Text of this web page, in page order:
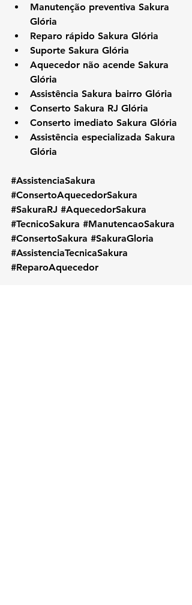
Manutenção preventiva Sakura
Glória
Reparo rápido Sakura Glória
Suporte Sakura Glória
Aquecedor não acende Sakura
Glória
Assistência Sakura bairro Glória
Conserto Sakura RJ Glória
Conserto imediato Sakura Glória
Assistência especializada Sakura
Glória
#AssistenciaSakura
#ConsertoAquecedorSakura
#SakuraRJ #AquecedorSakura
#TecnicoSakura #ManutencaoSakura
#ConsertoSakura #SakuraGloria
#AssistenciaTecnicaSakura
#ReparoAquecedor